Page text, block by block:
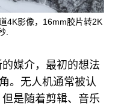
4K影像，16mm胶片转2K
.
媒介，最初的想法
。无人机通常被认
是随着剪辑、音乐